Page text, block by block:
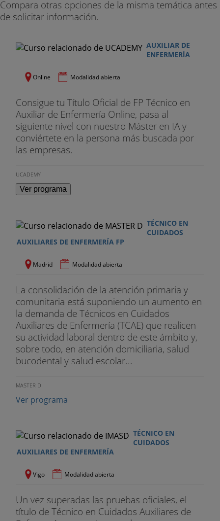
Compara otras opciones de la misma temática antes
de solicitar información.
AUXILIAR DE
ENFERMERÍA
Online Modalidad abierta
Consigue tu Título Oficial de FP Técnico en
Auxiliar de Enfermería Online, pasa al
siguiente nivel con nuestro Máster en IA y
conviértete en la persona más buscada por
las empresas.
UCADEMY
Ver programa
TÉCNICO EN
CUIDADOS
AUXILIARES DE ENFERMERÍA FP
Madrid Modalidad abierta
La consolidación de la atención primaria y
comunitaria está suponiendo un aumento en
la demanda de Técnicos en Cuidados
Auxiliares de Enfermería (TCAE) que realicen
su actividad laboral dentro de este ámbito y,
sobre todo, en atención domiciliaria, salud
bucodental y salud escolar...
MASTER D
Ver programa
TÉCNICO EN
CUIDADOS
AUXILIARES DE ENFERMERÍA
Vigo Modalidad abierta
Un vez superadas las pruebas oficiales, el
título de Técnico en Cuidados Auxiliares de